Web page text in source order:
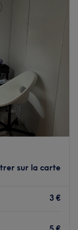
Simiane-
et prenez le
grâce à des
de bus
sur la carte
3 €